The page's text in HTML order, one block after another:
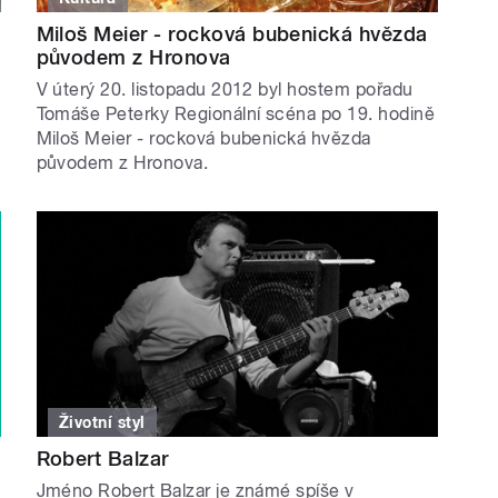
Miloš Meier - rocková bubenická hvězda
původem z Hronova
V úterý 20. listopadu 2012 byl hostem pořadu
Tomáše Peterky Regionální scéna po 19. hodině
Miloš Meier - rocková bubenická hvězda
původem z Hronova.
Životní styl
Robert Balzar
Jméno Robert Balzar je známé spíše v